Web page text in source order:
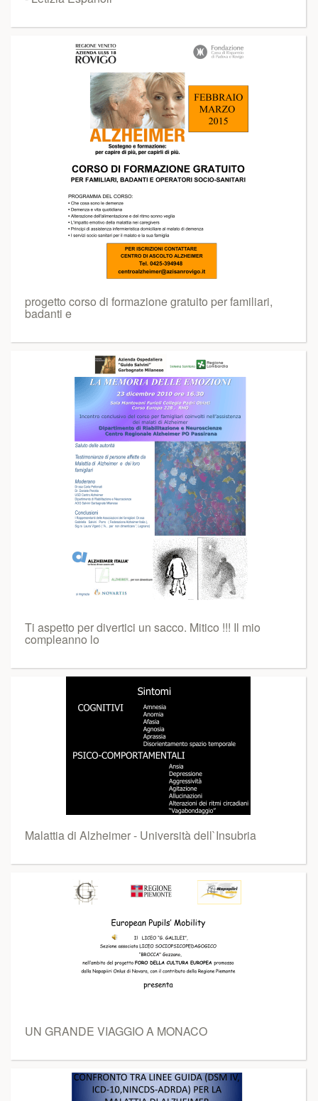
progetto corso di formazione gratuito per familiari,
badanti e
Ti aspetto per divertici un sacco. Mitico !!! Il mio
compleanno lo
Malattia di Alzheimer - Università dell`Insubria
UN GRANDE VIAGGIO A MONACO